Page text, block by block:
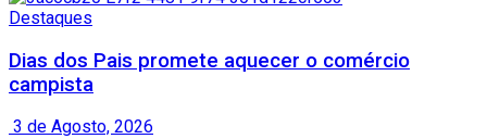
Destaques
Dias dos Pais promete aquecer o comércio
campista
3 de Agosto, 2026